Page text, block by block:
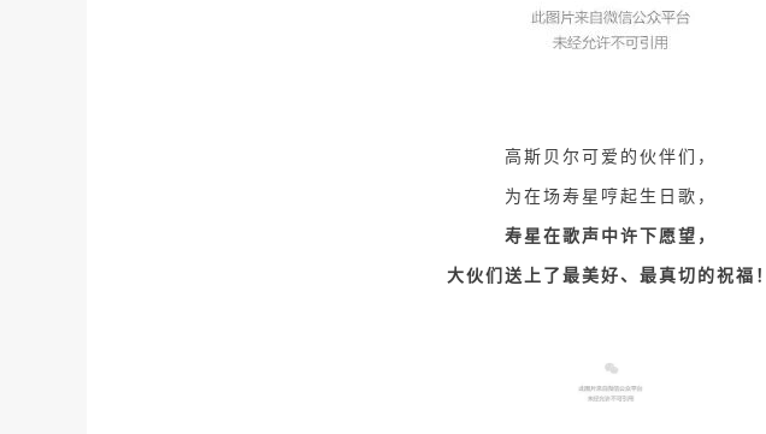
高斯贝尔可爱的伙伴们，
为在场寿星哼起生日歌，
寿星在歌声中许下愿望，
大伙们送上了最美好、最真切的祝福！